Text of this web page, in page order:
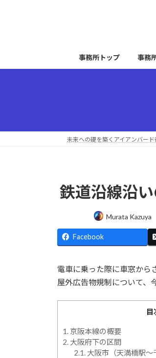
事務所トップ 事務
未来への礎を築くアイアンバー
鉄道沿線沿い
最
更
新
:
Murata Kazuya
Facebook
電車に乗った際に車窓から
屋外広告物規制について、
目
1. 京阪本線の概要
2. 大阪府下の区間
2.1.大阪市（天満橋駅～